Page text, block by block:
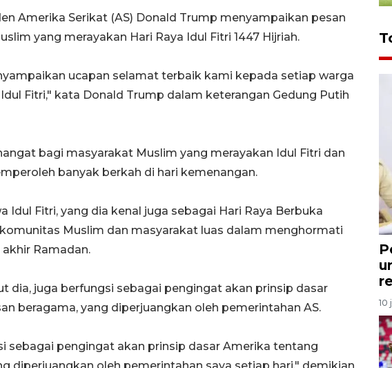
Amerika Serikat (AS) Donald Trump menyampaikan pesan
yang merayakan Hari Raya Idul Fitri 1447 Hijriah.
ucapan selamat terbaik kami kepada setiap warga
Fitri," kata Donald Trump dalam keterangan Gedung Putih
bagi masyarakat Muslim yang merayakan Idul Fitri dan
banyak berkah di hari kemenangan.
Idul Fitri, yang dia kenal juga sebagai Hari Raya Berbuka
Muslim dan masyarakat luas dalam menghormati
Ramadan.
dia, juga berfungsi sebagai pengingat akan prinsip dasar
beragama, yang diperjuangkan oleh pemerintahan AS.
sebagai pengingat akan prinsip dasar Amerika tentang
diperjuangkan oleh pemerintahan saya setiap hari," demikian
10